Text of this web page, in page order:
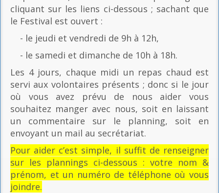
cliquant sur les liens ci-dessous ; sachant que
le Festival est ouvert :
- le jeudi et vendredi de 9h à 12h,
- le samedi et dimanche de 10h à 18h.
Les 4 jours, chaque midi un repas chaud est
servi aux volontaires présents ; donc si le jour
où vous avez prévu de nous aider vous
souhaitez manger avec nous, soit en laissant
un commentaire sur le planning, soit en
envoyant un mail au secrétariat.
Pour aider c’est simple, il suffit de renseigner
sur les plannings ci-dessous : votre nom &
prénom, et un numéro de téléphone où vous
joindre.